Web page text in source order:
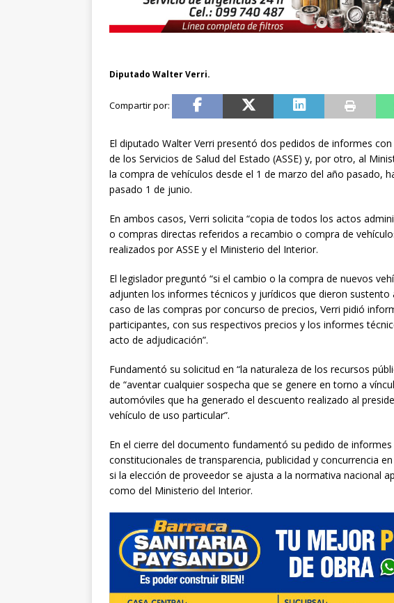
Diputado Walter Verri.
El diputado Walter Verri presentó dos pedidos de informes
de los Servicios de Salud del Estado (ASSE) y, por otro, al
la compra de vehículos desde el 1 de marzo del año pasado,
pasado 1 de junio.
En ambos casos, Verri solicita “copia de todos los actos
o compras directas referidos a recambio o compra de
realizados por ASSE y el Ministerio del Interior.
El legislador preguntó “si el cambio o la compra de nuevos
adjunten los informes técnicos y jurídicos que dieron
caso de las compras por concurso de precios, Verri pidió
participantes, con sus respectivos precios y los informes
acto de adjudicación”.
Fundamentó su solicitud en “la naturaleza de los recursos
de “aventar cualquier sospecha que se genere en torno a
automóviles que ha generado el descuento realizado al
vehículo de uso particular”.
En el cierre del documento fundamentó su pedido de
constitucionales de transparencia, publicidad y concurrencia
si la elección de proveedor se ajusta a la normativa nacional
como del Ministerio del Interior.